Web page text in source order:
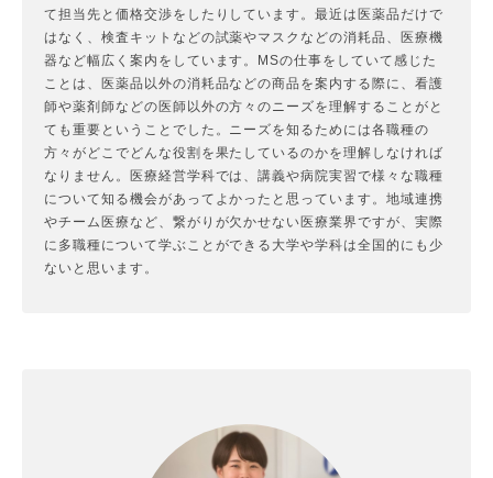
て担当先と価格交渉をしたりしています。最近は医薬品だけで
はなく、検査キットなどの試薬やマスクなどの消耗品、医療機
器など幅広く案内をしています。MSの仕事をしていて感じた
ことは、医薬品以外の消耗品などの商品を案内する際に、看護
師や薬剤師などの医師以外の方々のニーズを理解することがと
ても重要ということでした。ニーズを知るためには各職種の
方々がどこでどんな役割を果たしているのかを理解しなければ
なりません。医療経営学科では、講義や病院実習で様々な職種
について知る機会があってよかったと思っています。地域連携
やチーム医療など、繋がりが欠かせない医療業界ですが、実際
に多職種について学ぶことができる大学や学科は全国的にも少
ないと思います。